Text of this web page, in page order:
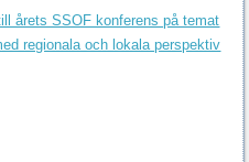
årets SSOF konferens på temat
regionala och lokala perspektiv